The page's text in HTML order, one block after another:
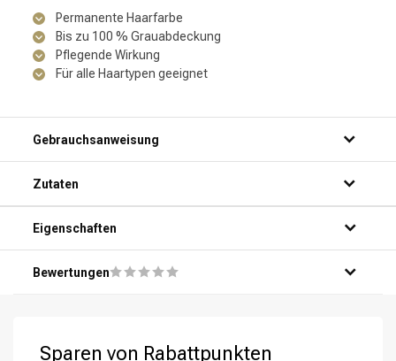
Permanente Haarfarbe
Bis zu 100 % Grauabdeckung
Pflegende Wirkung
Für alle Haartypen geeignet
Gebrauchsanweisung
Zutaten
Eigenschaften
Bewertungen
Sparen von Rabattpunkten